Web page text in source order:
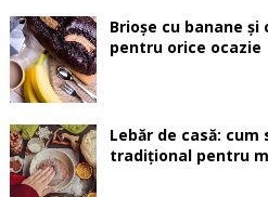
Brioșe cu banane
pentru orice ocazie
Lebăr de casă:
tradițional pentru